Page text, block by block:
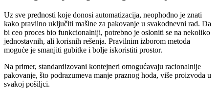
Uz sve prednosti koje donosi automatizacija, neophodno je znati
kako pravilno uključiti mašine za pakovanje u svakodnevni rad. Da
bi ceo proces bio funkcionalniji, potrebno je osloniti se na nekoliko
jednostavnih, ali korisnih rešenja. Pravilnim izborom metoda
moguće je smanjiti gubitke i bolje iskoristiti prostor.
Na primer, standardizovani kontejneri omogućavaju racionalnije
pakovanje, što podrazumeva manje praznog hoda, više proizvoda u
svakoj pošiljci.